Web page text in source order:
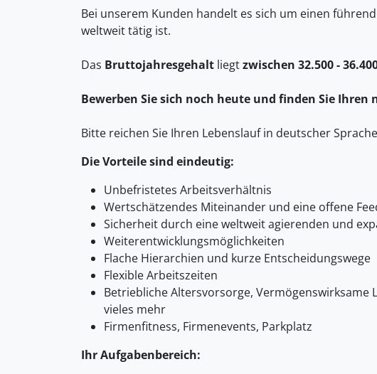
Bei unserem Kunden handelt es sich um einen
weltweit tätig ist.
Das Bruttojahresgehalt liegtzwischen 32.500 -
Bewerben Sie sich noch heute und finden Sie Ihren
Bitte reichen Sie Ihren Lebenslauf in deutscher
Die Vorteile sind eindeutig:
Unbefristetes Arbeitsverhältnis
Wertschätzendes Miteinander und eine offene
Sicherheit durch eine weltweit agierenden und
Weiterentwicklungsmöglichkeiten
Flache Hierarchien und kurze Entscheidungswege
Flexible Arbeitszeiten
Betriebliche Altersvorsorge,
vieles mehr
Firmenfitness, Firmenevents, Parkplatz
Ihr Aufgabenbereich: